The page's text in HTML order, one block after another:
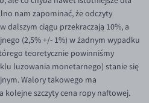
nam zapominać, że odczyty
dalszym ciągu przekraczają 10%, a
(2,5% +/- 1%) w żadnym wypadku
teoretycznie powinniśmy
luzowania monetarnego) stanie się
Walory takowego ma
kolejne szczyty cena ropy naftowej.